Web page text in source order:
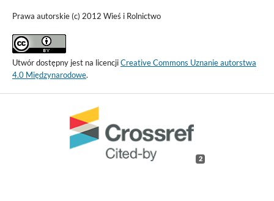
Prawa autorskie (c) 2012 Wieś i Rolnictwo
Utwór dostępny jest na licencjiCreative Commons Uznanie autorstwa
4.0 Międzynarodowe.
2